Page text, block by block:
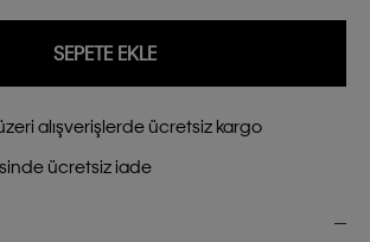
SEPETE EKLE
alışverişlerde ücretsiz kargo
ücretsiz iade